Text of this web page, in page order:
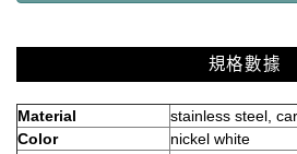
規格數據
Material
stainless steel,
Color
nickel white